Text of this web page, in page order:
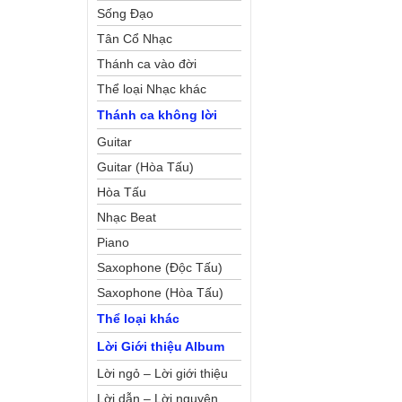
Sống Đạo
Tân Cổ Nhạc
Thánh ca vào đời
Thể loại Nhạc khác
Thánh ca không lời
Guitar
Guitar (Hòa Tấu)
Hòa Tấu
Nhạc Beat
Piano
Saxophone (Độc Tấu)
Saxophone (Hòa Tấu)
Thể loại khác
Lời Giới thiệu Album
Lời ngỏ – Lời giới thiệu
Lời dẫn – Lời nguyện